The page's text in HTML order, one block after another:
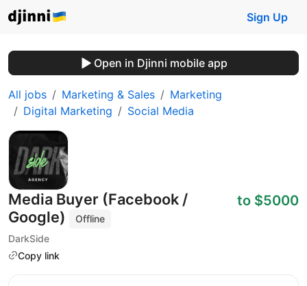
Sign Up
Open in Djinni mobile app
All jobs Marketing & Sales
Marketing
Digital Marketing
Social Media
Media Buyer (Facebook /
Google)
Offline
DarkSide
Copy link
to $5000